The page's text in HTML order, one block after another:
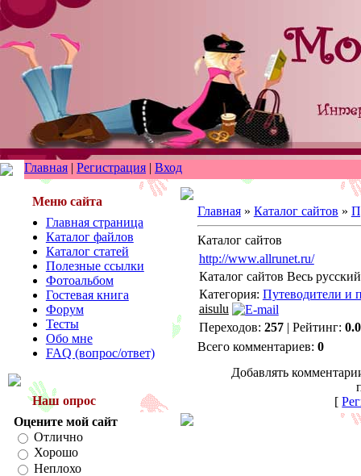
Главная | Регистрация | Вход
Меню сайта
Главная страница
Каталог файлов
Каталог статей
Полезные ссылки
Фотоальбом
Гостевая книга
Форум
Тесты
Обо мне
FAQ (вопрос/ответ)
Наш опрос
Оцените мой сайт
Отлично
Хорошо
Неплохо
Главная» Каталог сайтов »
Каталог сайтов
http://www.allrunet.ru/
Каталог сайтов Весь
Категория: Путеводители и
aisulu
Переходов: 257| Рейтинг: 0.0
Всего комментариев: 0
Добавлять
[